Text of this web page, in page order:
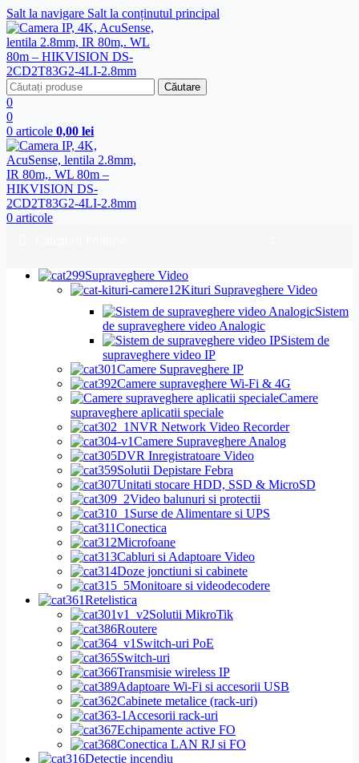
Salt la navigare Salt la conținutul principal
Căutare
0
0
0 articole 0,00 lei
0 articole
Supraveghere Video
Kituri Supraveghere Video
Sistem
de supraveghere video Analogic
Sistem de
supraveghere video IP
Camere Supraveghere IP
Camere supraveghere Wi-Fi & 4G
Camere
supraveghere aplicatii speciale
NVR Network Video Recorder
Camere Supraveghere Analog
DVR Inregistratoare Video
Solutii Depistare Febra
Unitati stocare HDD, SSD & MicroSD
Video balunuri si protectii
Surse de Alimentare si UPS
Conectica
Microfoane
Cabluri si Adaptoare Video
Doze jonctiuni si cabinete
Monitoare si videodecodere
Retelistica
Solutii MikroTik
Routere
Switch-uri PoE
Switch-uri
Transmisie wireless IP
Adaptoare Wi-Fi si accesorii USB
Cabinete metalice (rack-uri)
Accesorii rack-uri
Echipamente active FO
Conectica LAN RJ si FO
Detectie incendiu